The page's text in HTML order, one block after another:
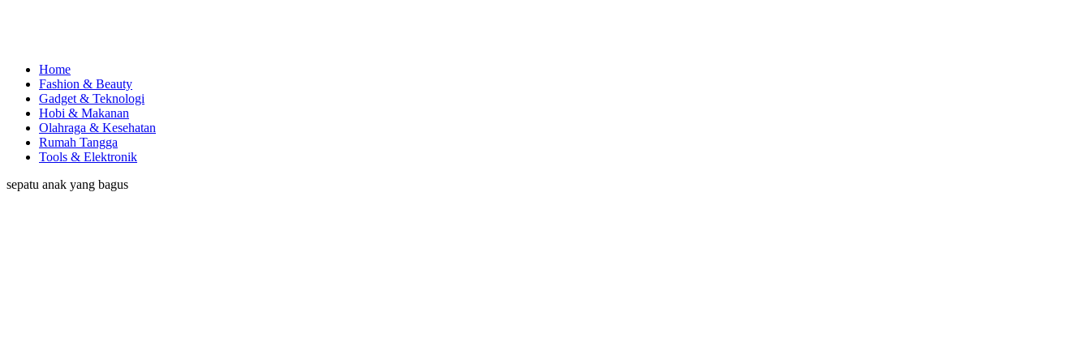
Home
Fashion & Beauty
Gadget & Teknologi
Hobi & Makanan
Olahraga & Kesehatan
Rumah Tangga
Tools & Elektronik
sepatu anak yang bagus